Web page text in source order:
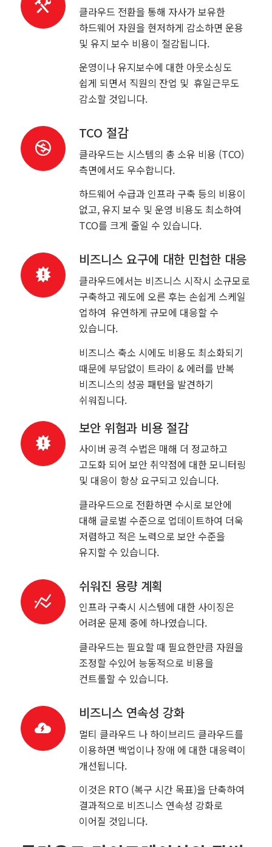
클라우드 전환을 통해 자사가 보유한
하드웨어 자원을 현저하게 감소하면 운용
및 유지 보수 비용이 절감됩니다.
운영이나 유지보수에 대한 아웃소싱도
쉽게 되면서 직원의 잔업 및 휴일근무도
감소할 것입니다.
TCO 절감
클라우드는 시스템의 총 소유 비용 (TCO)
측면에서도 우수합니다.
하드웨어 수급과 인프라 구축 등의 비용이
없고, 유지 보수 및 운영 비용도 최소하여
TCO를 크게 줄일 수 있습니다.
비즈니스 요구에 대한 민첩한 대응
클라우드에서는 비즈니스 시작시 소규모로
구축하고 궤도에 오른 후는 손쉽게 스케일
업하여 유연하게 규모에 대응할 수
있습니다.
비즈니스 축소 시에도 비용도 최소화되기
때문에 부담없이 트라이 & 에러를 반복
비즈니스의 성공 패턴을 발견하기
쉬워집니다.
보안 위험과 비용 절감
사이버 공격 수법은 매해 더 정교하고
고도화 되어 보안 취약점에 대한 모니터링
및 대응이 항상 요구되고 있습니다.
클라우드으로 전환하면 수시로 보안에
대해 글로벌 수준으로 업데이트하여 더욱
저렴하고 적은 노력으로 보안 수준을
유지할 수 있습니다.
쉬워진 용량 계획
인프라 구축시 시스템에 대한 사이징은
어려운 문제 중에 하나였습니다.
클라우드는 필요할 때 필요한만큼 자원을
조정할 수있어 능동적으로 비용을
컨트롤할 수 있습니다.
비즈니스 연속성 강화
멀티 클라우드 나 하이브리드 클라우드를
이용하면 백업이나 장애 에 대한 대응력이
개선됩니다.
이것은 RTO (복구 시간 목표)을 단축하여
결과적으로 비즈니스 연속성 강화로
이어질 것입니다.